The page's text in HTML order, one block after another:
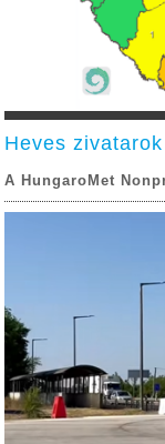
Heves
A HungaroMet